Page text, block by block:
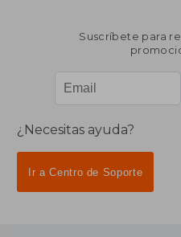
Suscríbete para
¿Necesitas ayuda?
Ir a Centro de Soporte